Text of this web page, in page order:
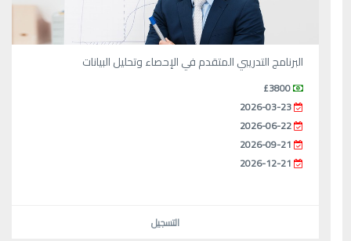
البرنامج التدريبي المتقدم في الإحصاء وتحليل البيانات
£3800
2026-03-23
2026-06-22
2026-09-21
2026-12-21
التسجيل